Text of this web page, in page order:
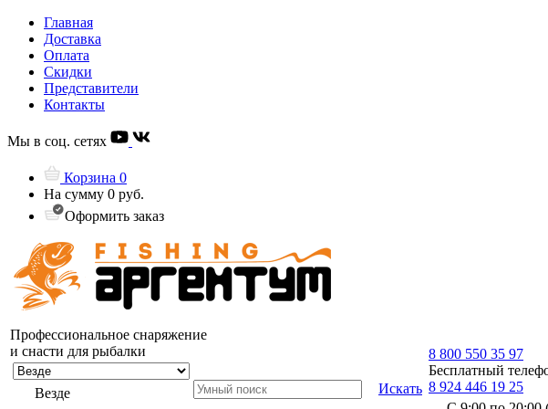
Главная
Доставка
Оплата
Скидки
Представители
Контакты
Мы в соц. сетях
Корзина 0
На сумму 0 руб.
Оформить заказ
Профессиональное снаряжение
и снасти для рыбалки
Везде Искать
8 800 550 35 97
Бесплатный
8 924 446 19 25